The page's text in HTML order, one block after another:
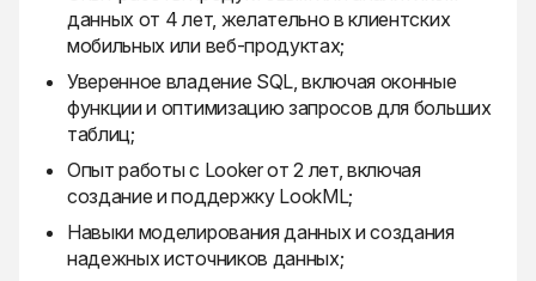
данных от 4 лет, желательно в клиентских
мобильных или веб-продуктах;
Уверенное владение SQL, включая оконные
функции и оптимизацию запросов для больших
таблиц;
Опыт работы с Looker от 2 лет, включая
создание и поддержку LookML;
Навыки моделирования данных и создания
надежных источников данных;